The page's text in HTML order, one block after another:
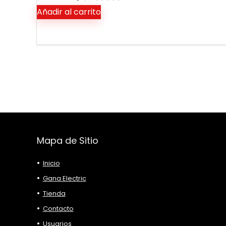
precio
Añadir al carrito
Mapa de Sitio
Inicio
Gana Electric
Tienda
Contacto
Usuarios